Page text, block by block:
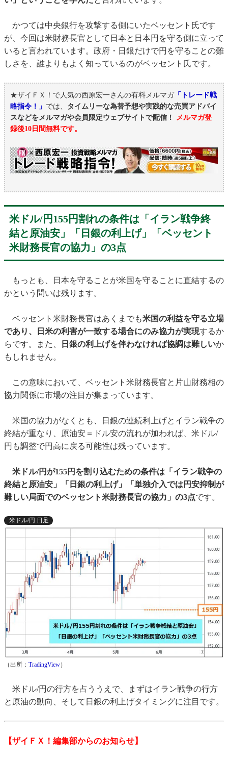
かつては中央銀行を攻撃する側にいたベッセント氏です
が、今回は米財務長官として日本と日本円を守る側に立って
いると言われています。政府・日銀だけで円を守ることの難
しさを、誰よりもよく知っているのがベッセント氏です。
★ザイＦＸ！で人気の西原宏一さんの有料メルマガ「トレード戦
略指令！」 では、 タイムリーな為替予想や実践的な売買アドバイ
スなどをメルマガや会員限定ウェブサイトで配信！
メルマガ登
録後10日間無料です。
米ドル/円155円割れの条件は「イラン戦争終
結と原油安」「日銀の利上げ」「ベッセント
米財務長官の協力」の3点
もっとも、日本を守ることが米国を守ることに直結するの
かという問いは残ります。
ベッセント米財務長官はあくまでも米国の利益を守る立場
であり、日米の利害が一致する場合にのみ協力が実現するか
らです。また、
日銀の利上げを伴わなければ協調は難しいか
もしれません。
この意味において、ベッセント米財務長官と片山財務相の
協力関係に市場の注目が集まっています。
米国の協力がなくとも、日銀の連続利上げとイラン戦争の
終結が重なり、原油安＝ドル安の流れが加われば、米ドル/
円も調整で円高に戻る可能性は残っています。
米ドル/円が155円を割り込むための条件は「イラン戦争の
終結と原油安」「日銀の利上げ」「単独介入では円安抑制が
難しい局面でのベッセント米財務長官の協力」の3点です。
米ドル/円 日足
（出所： TradingView）
米ドル/円の行方を占ううえで、まずはイラン戦争の行方
と原油の動向、そして日銀の利上げタイミングに注目です。
【ザイＦＸ！編集部からのお知らせ】